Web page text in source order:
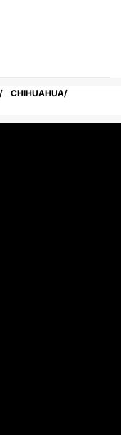
CHIHUAHUA